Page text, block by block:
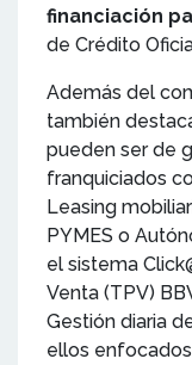
financiación
de Crédito
Además del
también
pueden ser de
franquiciados
Leasing
PYMES o
el sistema
Venta (TPV)
Gestión diaria
ellos